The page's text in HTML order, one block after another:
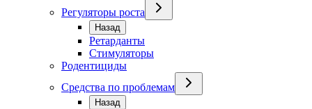
Регуляторы роста
Назад
Ретарданты
Стимуляторы
Родентициды
Средства по проблемам
Назад